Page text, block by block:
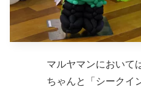
マルヤマンにおいて
ちゃんと「シークイ